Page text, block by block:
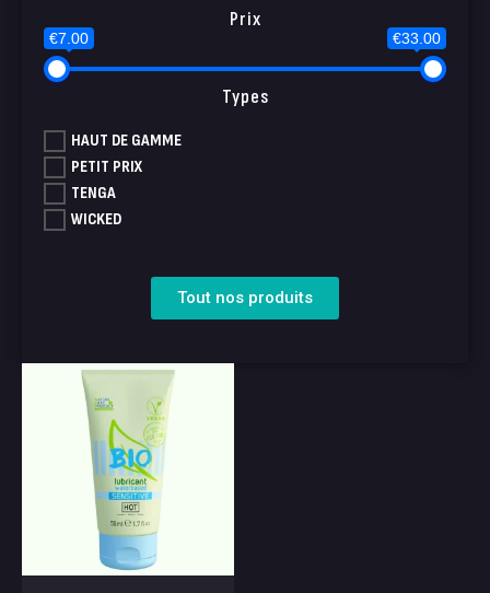
Prix
€7.00 €33.00
Types
HAUT DE GAMME
PETIT PRIX
TENGA
WICKED
Tout nos produits